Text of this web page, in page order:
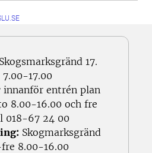
Skogsmarksgränd 17.
17.00
innanför entrén plan
8.00-16.00 och fre
018-67 24 00
Skogmarksgränd
8.00-16.00